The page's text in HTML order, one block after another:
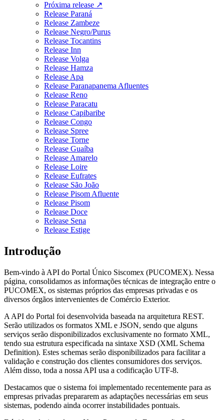
Próxima release ↗
Release Paraná
Release Zambeze
Release Negro/Purus
Release Tocantins
Release Inn
Release Volga
Release Hamza
Release Apa
Release Paranapanema Afluentes
Release Reno
Release Paracatu
Release Capibaribe
Release Congo
Release Spree
Release Torne
Release Guaíba
Release Amarelo
Release Loire
Release Eufrates
Release São João
Release Pisom Afluente
Release Pisom
Release Doce
Release Sena
Release Estige
Introdução
Bem-vindo à API do Portal Único Siscomex (PUCOMEX). Nessa
página, consolidamos as informações técnicas de integração entre o
PUCOMEX, os sistemas próprios das empresas privadas e os
diversos órgãos intervenientes de Comércio Exterior.
A API do Portal foi desenvolvida baseada na arquitetura REST.
Serão utilizados os formatos XML e JSON, sendo que alguns
serviços serão disponibilizados exclusivamente no formato XML,
tendo sua estrutura especificada na sintaxe XSD (XML Schema
Definition). Estes schemas serão disponibilizados para facilitar a
validação e construção dos clientes consumidores dos serviços.
Além disso, toda a nossa API usa a codificação UTF-8.
Destacamos que o sistema foi implementado recentemente para as
empresas privadas prepararem as adaptações necessárias em seus
sistemas, podendo ainda ocorrer instabilidades pontuais.